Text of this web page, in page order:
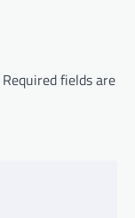
Required fields are